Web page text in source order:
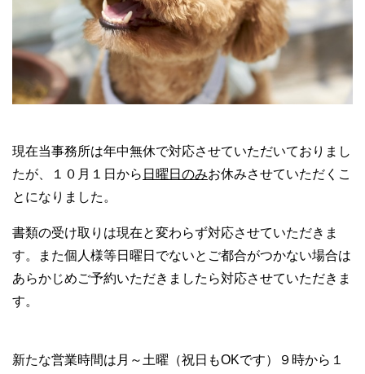
現在当事務所は年中無休で対応させていただいておりまし
たが、１０月１日から 日曜日のみお休みさせていただくこ
とになりました。
書類の受け取りは現在と変わらず対応させていただきま
す。また個人様等日曜日でないとご都合がつかない場合は
あらかじめご予約いただきましたら対応させていただきま
す。
新たな営業時間は月～土曜（祝日もOKです）９時から１